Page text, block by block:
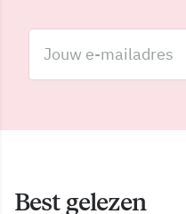
Best gelezen